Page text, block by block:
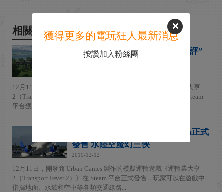
相關新聞
《運輸業大亨 2》Steam“多半好評”
12月11日，開發商 Urban Games 製作的模擬運輸遊戲《運輸業大亨
2（Transport Fever 2）》在 Steam 平台正式發售，目前本作在 Steam
平台獲得了“多半好評（47...
運輸模擬《運輸業大亨2》Steam正式
發售 水陸空魔幻三俠
2019-12-12
12月11日，開發商 Urban Games 製作的模擬運輸遊戲《運輸業大亨
2（Transport Fever 2）》在 Steam 平台正式發售，玩家可以在遊戲中
指揮地面、水域和空中等各類交通線路...
獲得更多的電玩狂人最新消息
按讚加入粉絲團